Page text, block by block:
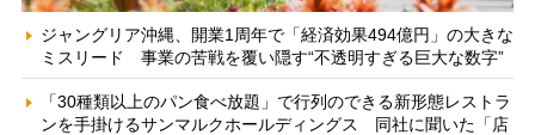
ジャングリア沖縄、開業1周年で「経済効果494億円」の大きな
ミスリード 事業の苦戦を覆い隠す“不透明すぎる巨大な数字”
「30種類以上のパン食べ放題」で行列のできる新形態レストラ
ンを手掛けるサンマルクホールディングス 同社に聞いた「店